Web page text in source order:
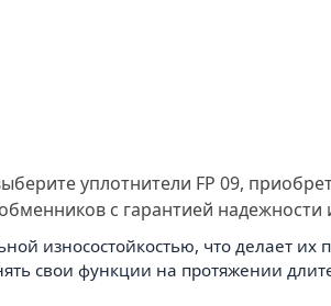
уплотнители FP 09,
с гарантией надежности
износостойкостью, что делает
свои функции на протяжении